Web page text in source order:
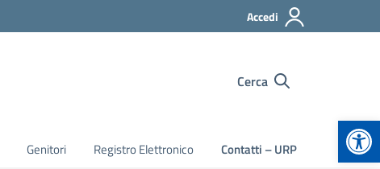
Accedi
Cerca
Genitori Registro Elettronico Contatti – URP